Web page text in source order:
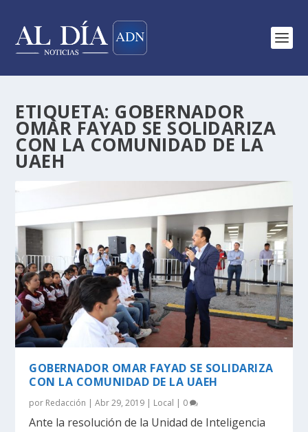
ETIQUETA: GOBERNADOR
OMAR FAYAD SE SOLIDARIZA
CON LA COMUNIDAD DE LA
UAEH
GOBERNADOR OMAR FAYAD SE SOLIDARIZA
CON LA COMUNIDAD DE LA UAEH
por Redacción |Abr 29, 2019 | Local | 0
Ante la resolución de la Unidad de Inteligencia